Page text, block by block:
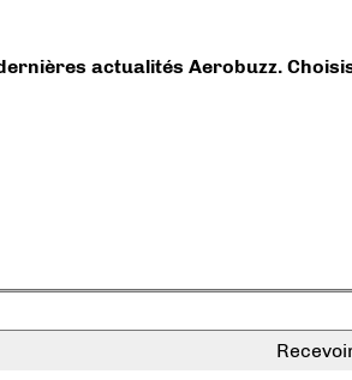
actualités Aerobuzz.